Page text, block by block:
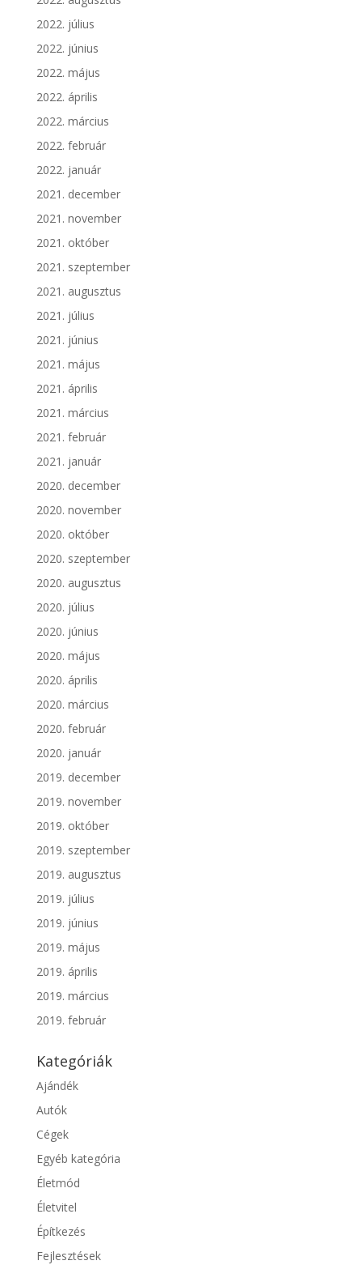
2022. július
2022. június
2022. május
2022. április
2022. március
2022. február
2022. január
2021. december
2021. november
2021. október
2021. szeptember
2021. augusztus
2021. július
2021. június
2021. május
2021. április
2021. március
2021. február
2021. január
2020. december
2020. november
2020. október
2020. szeptember
2020. augusztus
2020. július
2020. június
2020. május
2020. április
2020. március
2020. február
2020. január
2019. december
2019. november
2019. október
2019. szeptember
2019. augusztus
2019. július
2019. június
2019. május
2019. április
2019. március
2019. február
Kategóriák
Ajándék
Autók
Cégek
Egyéb kategória
Életmód
Életvitel
Építkezés
Fejlesztések